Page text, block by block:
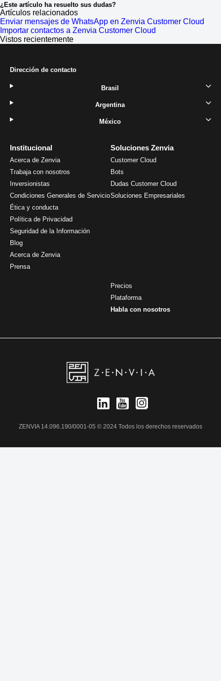
¿Este artículo ha resuelto sus dudas?
Artículos relacionados
Enviar mensajes de WhatsApp en Zenvia Customer Cloud
Importar contactos a Zenvia Customer Cloud
Vistos recientemente
Institucional
Acerca de Zenvia
Trabaja con nosotros
Inversionistas
Condiciones Generales de Servicio
Ética y conducta
Política de Privacidad
Seguridad de la Información
Blog
Acerca de Zenvia
Prensa
Soluciones Zenvia
Customer Cloud
Bots
Dudas Customer Cloud
Soluciones Empresariales
Precios
Plataforma
Habla con nosotros
Dirección de contacto
Brasil
Argentina
México
ZENVIA 14.096.190/0001-05 © 2024 Todos los derechos reservados